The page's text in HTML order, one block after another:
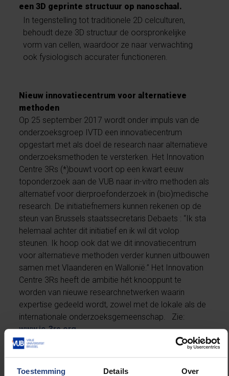
Toestemming Details Over
een 3D geprinte structuur op nanoschaal.
In tegenstelling tot traditionele 2D celculturen,
behoudt deze 3D structuur de oorspronkelijke
vorm van cellen, waardoor ze naar verwachting
ook fysiologisch accurater functioneren.
Nieuw innovatiecentrum voor alternatieve
methoden
Op 25 september 2017 wordt onder impuls van de
onderzoeksgroep IVTD een innovatiecentrum
opgestart met als doel de research naar alternatieve
onderzoeksmethoden te versterken. Het Innovation
Centre 3Rs (*)bouwt voort op een kwart eeuw
toponderzoek aan de VUB naar in-vitro methoden als
alternatief voor dierproefonderzoek in (bio)medische
research. De initiatiefnemers kunnen rekenen op de
steun van Brussels staatssecretaris Debaets : “Ik sta
helemaal achter dit initiatief en ik wil dit volop
steunen. Ik hoop ook dat we dit innovatiecentrum
voor alternatieve methoden verder kunnen uitbouwen
samen met Vlaanderen en Wallonië.” Het Innovation
Centre 3Rs heeft de ambitie hét knooppunt te
worden van nieuwe researchnetwerken waarin
expertise gedeeld wordt, zowel met de lokale als de
internationale onderzoeksgemeenschap. Zie:
www.ic-3rs.org.